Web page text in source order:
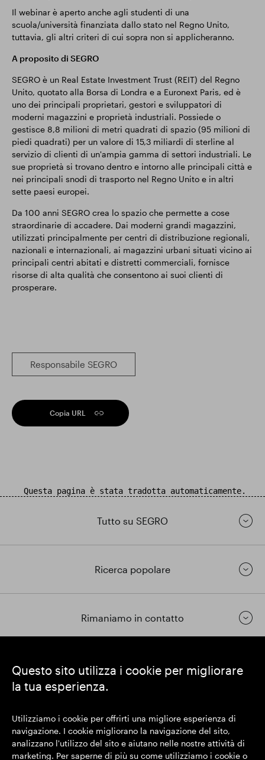
Questo sito utilizza i cookie per migliorare
la tua esperienza.
Utilizziamo i cookie per offrirti una migliore esperienza di
navigazione. I cookie migliorano la navigazione del sito,
analizzano l'utilizzo del sito e aiutano nelle nostre attività di
marketing. Per saperne di più su come utilizziamo i cookie o
Il webinar è aperto anche agli studenti di una
scuola/università finanziata dallo stato nel Regno Unito,
tuttavia, gli altri criteri di cui sopra non si applicheranno.
A proposito di SEGRO
SEGRO è un Real Estate Investment Trust (REIT) del Regno
Unito, quotato alla Borsa di Londra e a Euronext Paris, ed è
uno dei principali proprietari, gestori e sviluppatori di
moderni magazzini e proprietà industriali. Possiede o
gestisce 8,8 milioni di metri quadrati di spazio (95 milioni di
piedi quadrati) per un valore di 15,3 miliardi di sterline al
servizio di clienti di un'ampia gamma di settori industriali. Le
sue proprietà si trovano dentro e intorno alle principali città e
nei principali snodi di trasporto nel Regno Unito e in altri
sette paesi europei.
Da 100 anni SEGRO crea lo spazio che permette a cose
straordinarie di accadere. Dai moderni grandi magazzini,
utilizzati principalmente per centri di distribuzione regionali,
nazionali e internazionali, ai magazzini urbani situati vicino ai
principali centri abitati e distretti commerciali, fornisce
risorse di alta qualità che consentono ai suoi clienti di
prosperare.
Responsabile SEGRO
Copia URL
Questa pagina è stata tradotta automaticamente.
Tutto su SEGRO
Ricerca popolare
Rimaniamo in contatto
https://www.linkedin.com/
https://www.youtube.com/
https://twitter.com/
SEGRO plc
Numero di registrazione nel Regno Unito 167591
Luogo di registrazione: Inghilterra e Galles